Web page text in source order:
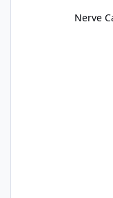
Nerve